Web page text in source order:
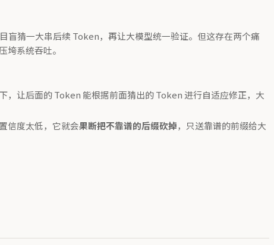
盲猜一大串后续 Token，再让大模型统一验证。但这存在两个痛
系统吞吐。
，让后面的 Token 能根据前面猜出的 Token 进行自适应修正，大
信度太低，它就会果断把不靠谱的后缀砍掉，只送靠谱的前缀给大